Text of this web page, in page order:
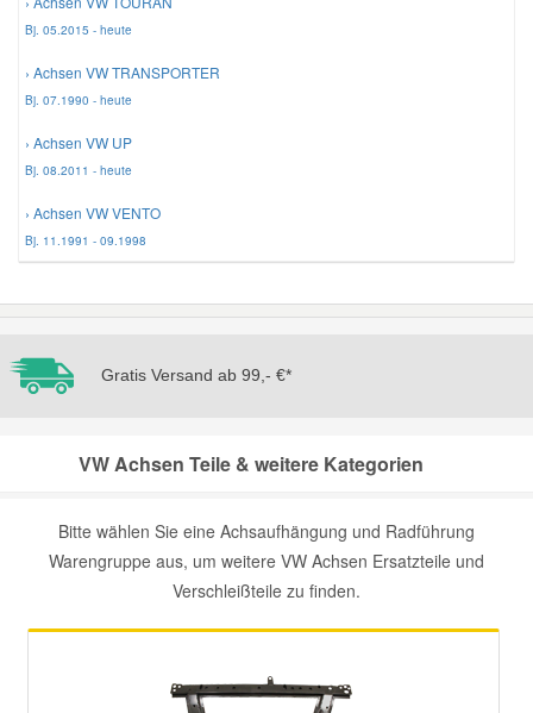
Bj. 05.2015 - heute
› Achsen VW TRANSPORTER
Bj. 07.1990 - heute
› Achsen VW UP
Bj. 08.2011 - heute
› Achsen VW VENTO
Bj. 11.1991 - 09.1998
Gratis Versand ab 99,- €*
VW Achsen Teile & weitere Kategorien
Bitte wählen Sie eine Achsaufhängung und Radführung
Warengruppe aus, um weitere VW Achsen Ersatzteile und
Verschleißteile zu finden.